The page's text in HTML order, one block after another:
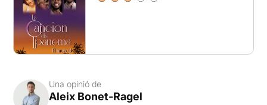
Una opinió de
Aleix Bonet-Ragel